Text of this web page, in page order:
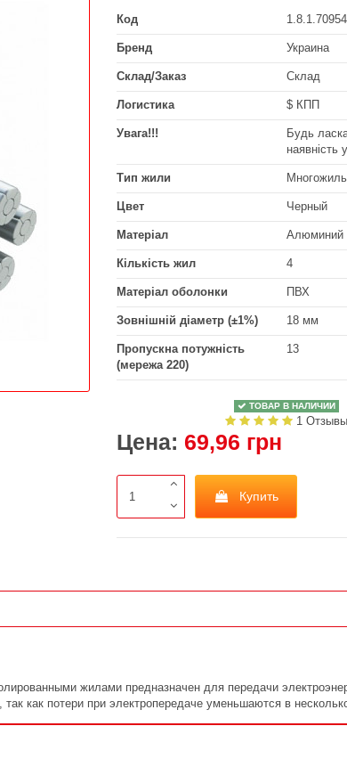
Код 1.8.1.70954
Бренд Украина
Склад/Заказ Склад
Логистика $ КПП
Увага!!!
Будь
наявність
Тип жили
Цвет Черный
Матеріал Алюминий
Кількість жил 4
Матеріал оболонки ПВХ
Зовнішній діаметр (±1%) 18 мм
Пропускна потужність
(мережа 220)
13
ТОВАР В НАЛИЧИИ
1 Отзывы
Цена: 69,96 грн
Купить
жилами предназначен для передачи
как потери при электропередаче уменьшаются в